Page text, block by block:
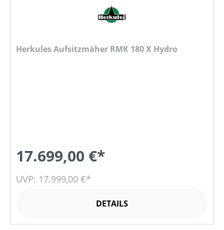
Herkules Aufsitzmäher RMK 180 X Hydro
17.699,00 €*
UVP: 17.999,00 €*
DETAILS